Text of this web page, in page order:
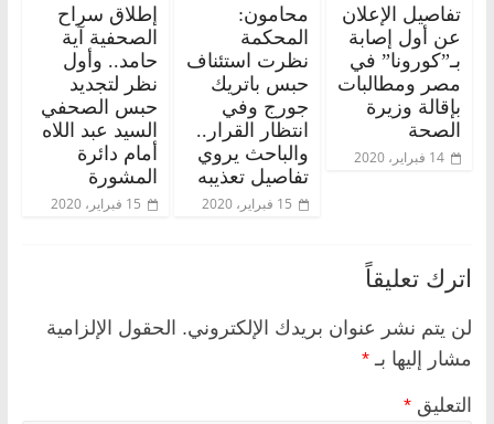
تفاصيل الإعلان
عن أول إصابة
بـ”كورونا” في
مصر ومطالبات
بإقالة وزيرة
الصحة
14 فبراير، 2020
محامون:
المحكمة
نظرت استئناف
حبس باتريك
جورج وفي
انتظار القرار..
والباحث يروي
تفاصيل تعذيبه
15 فبراير، 2020
إطلاق سراح
الصحفية آية
حامد.. وأول
نظر لتجديد
حبس الصحفي
السيد عبد اللاه
أمام دائرة
المشورة
15 فبراير، 2020
اترك تعليقاً
لن يتم نشر عنوان بريدك الإلكتروني. الحقول الإلزامية
مشار إليها بـ *
التعليق *